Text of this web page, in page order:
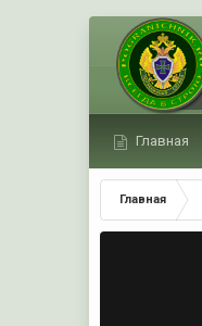
Главная
Главная